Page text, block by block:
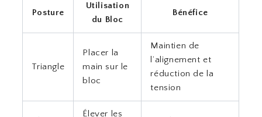
Posture
Utilisation
du Bloc
Bénéfice
Triangle
Placer la
main sur le
bloc
Maintien de
l’alignement et
réduction de la
tension
Élever les